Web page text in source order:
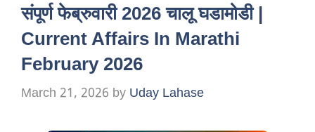
संपूर्ण फेब्रुवारी 2026 चालू घडामोडी |
Current Affairs In Marathi
February 2026
March 21, 2026 by Uday Lahase